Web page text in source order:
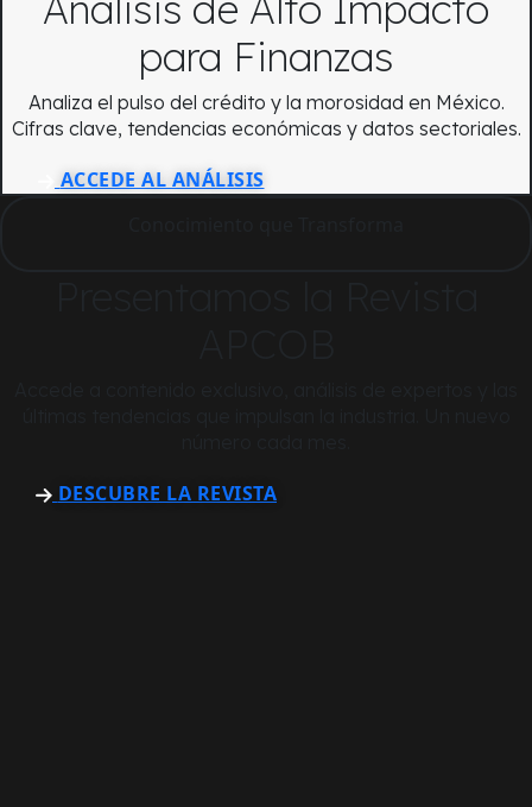
para Finanzas
Analiza el pulso del crédito y la morosidad en México.
Cifras clave, tendencias económicas y datos sectoriales.
ACCEDE AL ANÁLISIS
DESCUBRE LA REVISTA